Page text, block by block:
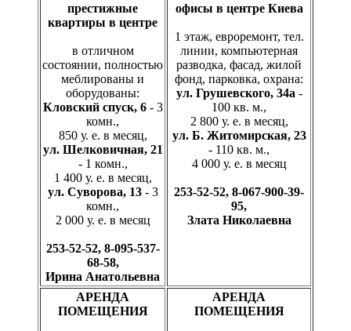
престижные
квартиры в центре
в отличном
состоянии, полностью
меблированы и
оборудованы:
Кловский спуск, 6- 3
комн.,
850 у. е. в месяц,
ул. Шелковичная, 21
- 1 комн.,
1 400 у. е. в месяц,
ул. Суворова, 13- 3
комн.,
2 000 у. е. в месяц
253-52-52, 8-095-537-
68-58,
Ирина Анатольевна
офисы в центре Киева
1 этаж, евроремонт, тел.
линии, компьютерная
разводка, фасад, жилой
фонд, парковка, охрана:
ул. Грушевского, 34а -
100 кв. м.,
2 800 у. е. в месяц,
ул. Б. Житомирская, 23
- 110 кв. м.,
4 000 у. е. в месяц
253-52-52, 8-067-900-39-
95,
Злата Николаевна
АРЕНДА
ПОМЕЩЕНИЯ
АРЕНДА
ПОМЕЩЕНИЯ